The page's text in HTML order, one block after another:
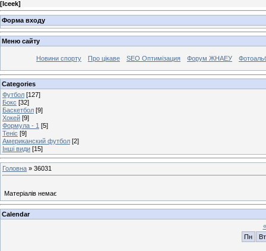
[Iceek]
Форма входу
Меню сайту
Новини спорту Про цікаве SEO Оптимізация Форум ЖНАЕУ
Categories
Футбол [127]
Бокс [32]
Баскетбол [9]
Хокей [9]
Формула - 1 [5]
Теніс [9]
Американский футбол [2]
Інші види [15]
Головна » 36031
Матеріалів немає
Calendar
«
Пн
Вт